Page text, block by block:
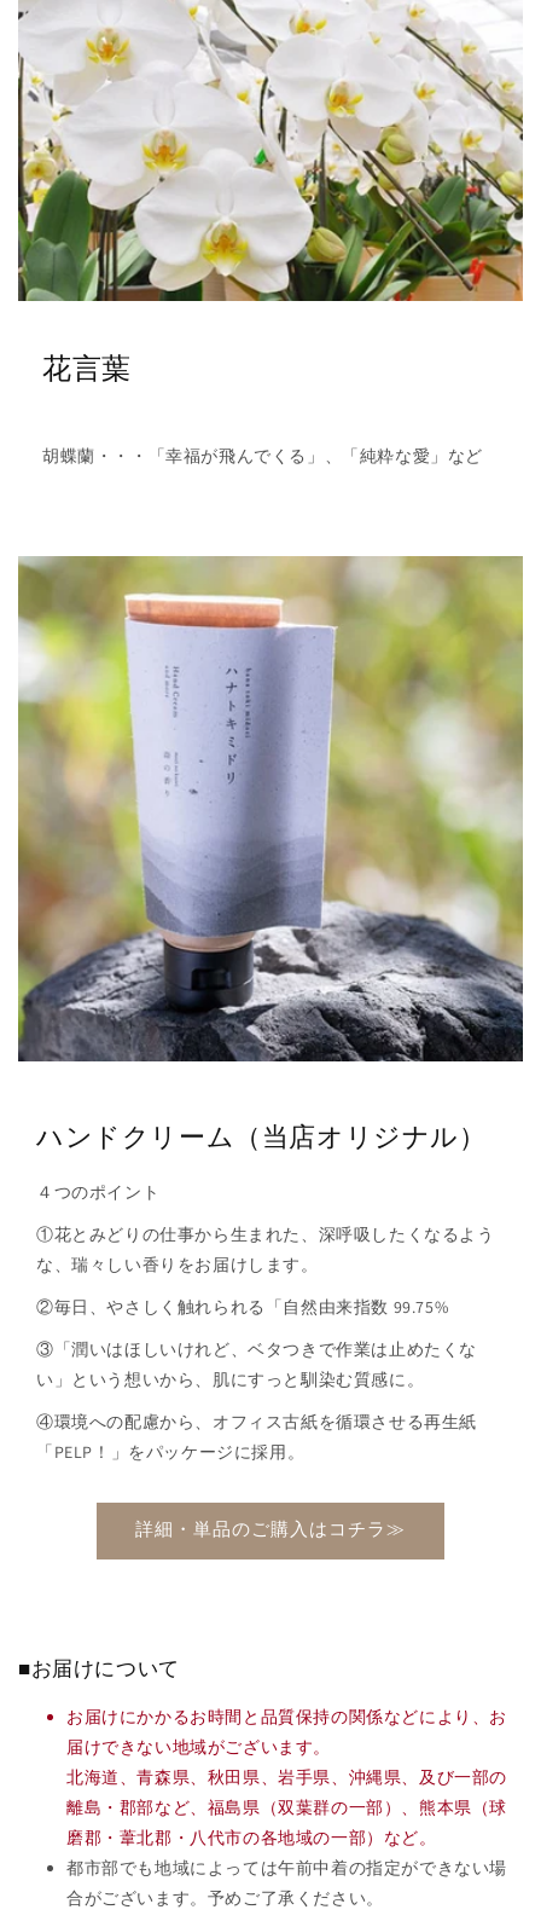
花言葉
胡蝶蘭・・・「幸福が飛んでくる」、「純粋な愛」など
ハンドクリーム（当店オリジナル）
４つのポイント
①花とみどりの仕事から生まれた、深呼吸したくなるよう
な、瑞々しい香りをお届けします。
②毎日、やさしく触れられる「自然由来指数 99.75%
③「潤いはほしいけれど、ベタつきで作業は止めたくな
い」という想いから、肌にすっと馴染む質感に。
④環境への配慮から、オフィス古紙を循環させる再生紙
「PELP！」をパッケージに採用。
詳細・単品のご購入はコチラ≫
■お届けについて
お届けにかかるお時間と品質保持の関係などにより、お
届けできない地域がございます。
北海道、青森県、秋田県、岩手県、沖縄県、及び一部の
離島・郡部など、福島県（双葉群の一部）、熊本県（球
磨郡・葦北郡・八代市の各地域の一部）など。
都市部でも地域によっては午前中着の指定ができない場
合がございます。予めご了承ください。